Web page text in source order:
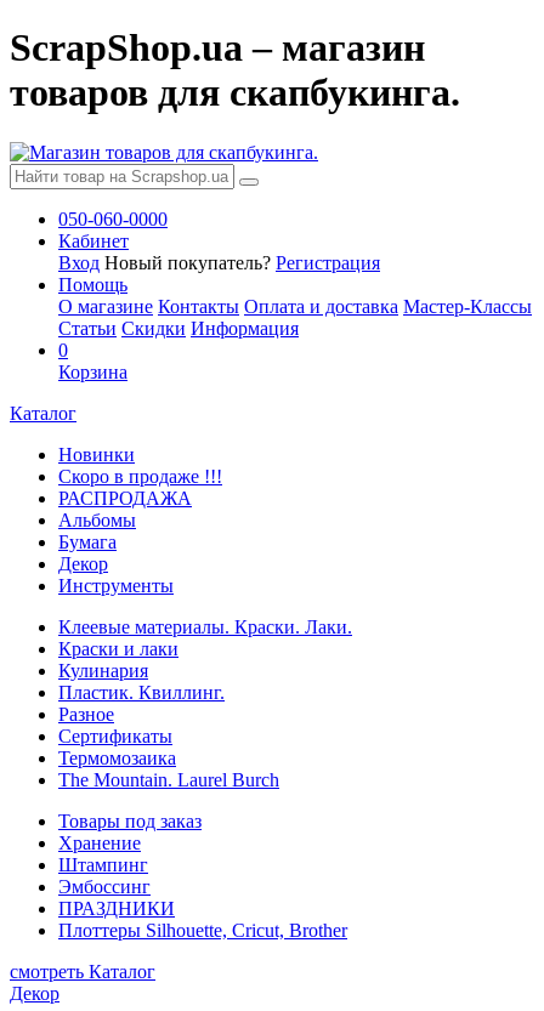
ScrapShop.ua – магазин
товаров для скапбукинга.
050-060-0000
Кабинет
Вход Новый покупатель? Регистрация
Помощь
О магазине Контакты Оплата и доставка Мастер-Классы
Статьи Скидки Информация
0
Корзина
Каталог
Новинки
Скоро в продаже !!!
РАСПРОДАЖА
Альбомы
Бумага
Декор
Инструменты
Клеевые материалы. Краски. Лаки.
Краски и лаки
Кулинария
Пластик. Квиллинг.
Разное
Сертификаты
Термомозаика
The Mountain. Laurel Burch
Товары под заказ
Хранение
Штампинг
Эмбоссинг
ПРАЗДНИКИ
Плоттеры Silhouette, Cricut, Brother
смотреть Каталог
Декор